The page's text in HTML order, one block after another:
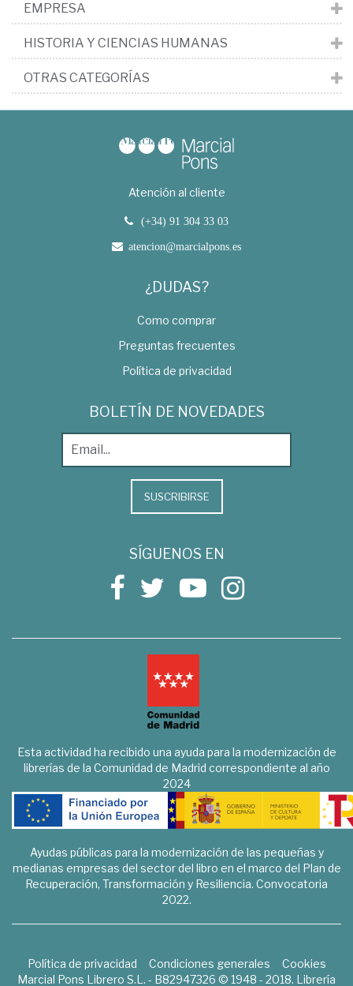
EMPRESA
HISTORIA Y CIENCIAS HUMANAS
OTRAS CATEGORÍAS
Atención al cliente
(+34) 91 304 33 03
atencion@marcialpons.es
¿DUDAS?
Como comprar
Preguntas frecuentes
Política de privacidad
BOLETÍN DE NOVEDADES
SUSCRIBIRSE
SÍGUENOS EN
Esta actividad ha recibido una ayuda para la modernización de
librerías de la Comunidad de Madrid correspondiente al año
2024
Ayudas públicas para la modernización de las pequeñas y
medianas empresas del sector del libro en el marco del Plan de
Recuperación, Transformación y Resiliencia. Convocatoria
2022.
Política de privacidad Condiciones generales
Cookies
Marcial Pons Librero S.L. - B82947326 © 1948 - 2018. Librería